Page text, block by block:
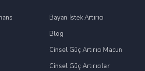
Bayan İstek Artırıcı
Blog
Cinsel Güç Artırıcı Macun
Cinsel Güç Artırıcılar